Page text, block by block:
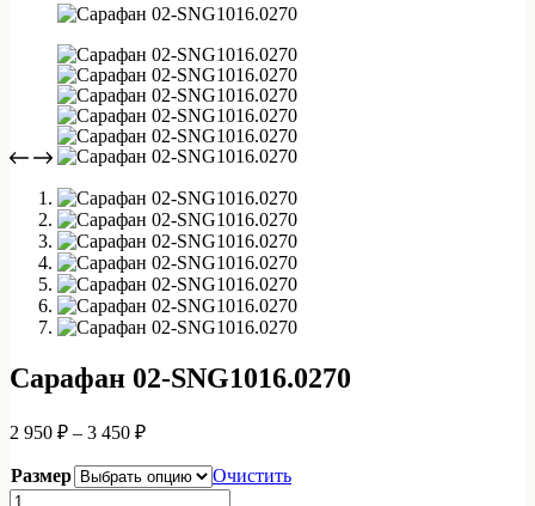
Сарафан 02-SNG1016.0270
2 950 ₽ – 3 450 ₽Диапазон
2
950 ₽
Размер
Очистить
Количество